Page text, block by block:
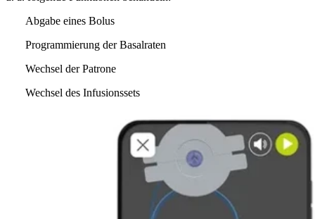
Abgabe eines Bolus
Programmierung der Basalraten
Wechsel der Patrone
Wechsel des Infusionssets